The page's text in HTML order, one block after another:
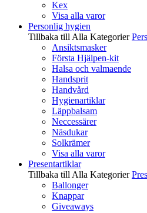
Kex
Visa alla varor
Personlig hygien
Tillbaka till Alla Kategorier
Ansiktsmasker
Första Hjälpen-kit
Halsa och valmaende
Handsprit
Handvård
Hygienartiklar
Läppbalsam
Neccessärer
Näsdukar
Solkrämer
Visa alla varor
Presentartiklar
Tillbaka till Alla Kategorier
Ballonger
Knappar
Giveaways